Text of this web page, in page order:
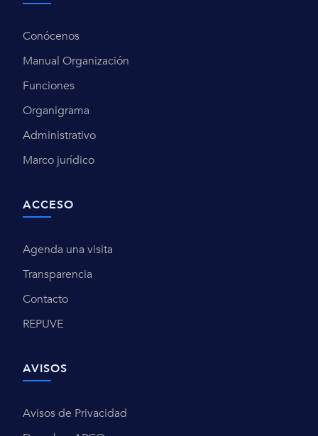
Conócenos
Manual Organización
Funciones
Organigrama
Administrativo
Marco jurídico
ACCESO
Agenda una visita
Transparencia
Contacto
REPUVE
AVISOS
Avisos de Privacidad